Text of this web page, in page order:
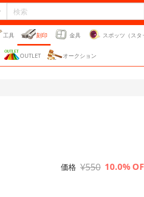
工具 刻印 金具 スポッツ（スタ
OUTLET オークション
価格 ¥550 10.0%